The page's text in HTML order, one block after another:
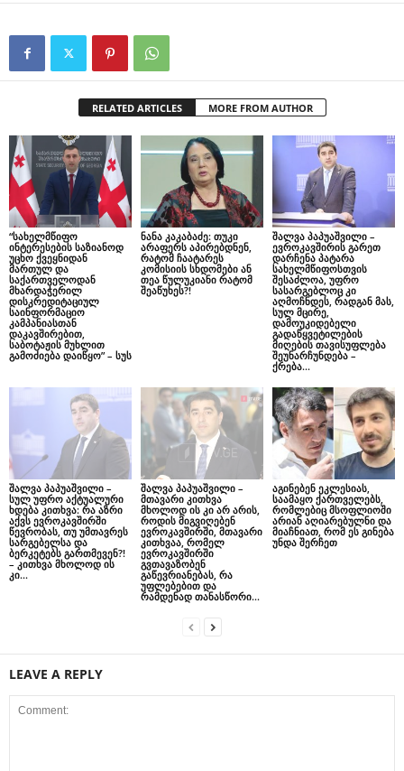
RELATED ARTICLES MORE FROM AUTHOR
“სახელმწიფო
ინტერესების საზიანოდ
უცხო ქვეყნიდან
მართულ და
საქართველოდან
მხარდაჭერილ
დისკრედიტაციულ
საინფორმაციო
კამპანიასთან
დაკავშირებით,
საბოტაჟის მუხლით
გამოძიება დაიწყო” – სუს
ნანა კაკაბაძე: თუკი
არაფერს აპირებდნენ,
რატომ ჩაატარეს
კომისიის სხდომები ან
თეა წულუკიანი რატომ
შეაწუხეს?!
შალვა პაპუაშვილი –
ევროკავშირის გარეთ
დარჩენა პატარა
სახელმწიფოსთვის
შესაძლოა, უფრო
სასარგებლოც კი
აღმოჩნდეს, რადგან მას,
სულ მცირე,
დამოუკიდებელი
გადაწყვეტილების
მიღების თავისუფლება
შეუნარჩუნდება –
ქრება...
შალვა პაპუაშვილი –
სულ უფრო აქტუალური
ხდება კითხვა: რა აზრი
აქვს ევროკავშირში
წევრობას, თუ უმთავრეს
სარგებელსა და
ბერკეტებს გართმევენ?!
– კითხვა მხოლოდ ის
კი...
შალვა პაპუაშვილი –
მთავარი კითხვა
მხოლოდ ის კი არ არის,
როდის მიგვიღებენ
ევროკავშირში, მთავარი
კითხვაა, რომელ
ევროკავშირში
გვთავაზობენ
გაწევრიანებას, რა
უფლებებით და
რამდენად თანასწორი...
აგინებენ ეკლესიას,
საამაყო ქართველებს,
რომლებიც მსოფლიოში
არიან აღიარებულნი და
მიაჩნიათ, რომ ეს გინება
უნდა შერჩეთ
LEAVE A REPLY